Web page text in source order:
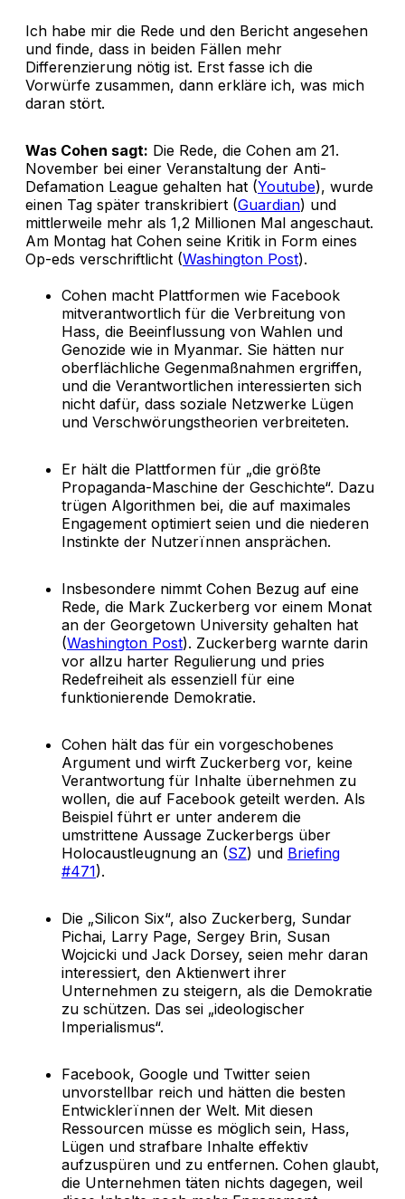
Ich habe mir die Rede und den Bericht angesehen
und finde, dass in beiden Fällen mehr
Differenzierung nötig ist. Erst fasse ich die
Vorwürfe zusammen, dann erkläre ich, was mich
daran stört.
Was Cohen sagt: Die Rede, die Cohen am 21.
November bei einer Veranstaltung der Anti-
Defamation League gehalten hat (Youtube), wurde
einen Tag später transkribiert (Guardian) und
mittlerweile mehr als 1,2 Millionen Mal angeschaut.
Am Montag hat Cohen seine Kritik in Form eines
Op-eds verschriftlicht (Washington Post).
Cohen macht Plattformen wie Facebook
mitverantwortlich für die Verbreitung von
Hass, die Beeinflussung von Wahlen und
Genozide wie in Myanmar. Sie hätten nur
oberflächliche Gegenmaßnahmen ergriffen,
und die Verantwortlichen interessierten sich
nicht dafür, dass soziale Netzwerke Lügen
und Verschwörungstheorien verbreiteten.
Er hält die Plattformen für „die größte
Propaganda-Maschine der Geschichte“. Dazu
trügen Algorithmen bei, die auf maximales
Engagement optimiert seien und die niederen
Instinkte der Nutzerïnnen ansprächen.
Insbesondere nimmt Cohen Bezug auf eine
Rede, die Mark Zuckerberg vor einem Monat
an der Georgetown University gehalten hat
(Washington Post). Zuckerberg warnte darin
vor allzu harter Regulierung und pries
Redefreiheit als essenziell für eine
funktionierende Demokratie.
Cohen hält das für ein vorgeschobenes
Argument und wirft Zuckerberg vor, keine
Verantwortung für Inhalte übernehmen zu
wollen, die auf Facebook geteilt werden. Als
Beispiel führt er unter anderem die
umstrittene Aussage Zuckerbergs über
Holocaustleugnung an (SZ) und Briefing
#471).
Die „Silicon Six“, also Zuckerberg, Sundar
Pichai, Larry Page, Sergey Brin, Susan
Wojcicki und Jack Dorsey, seien mehr daran
interessiert, den Aktienwert ihrer
Unternehmen zu steigern, als die Demokratie
zu schützen. Das sei „ideologischer
Imperialismus“.
Facebook, Google und Twitter seien
unvorstellbar reich und hätten die besten
Entwicklerïnnen der Welt. Mit diesen
Ressourcen müsse es möglich sein, Hass,
Lügen und strafbare Inhalte effektiv
aufzuspüren und zu entfernen. Cohen glaubt,
die Unternehmen täten nichts dagegen, weil